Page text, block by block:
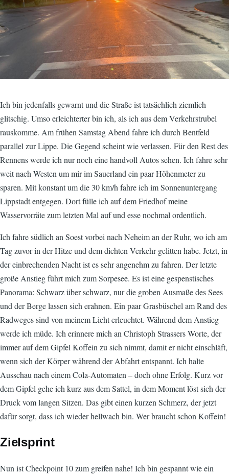
Ich bin jedenfalls gewarnt und die Straße ist tatsächlich ziemlich
glitschig. Umso erleichterter bin ich, als ich aus dem Verkehrstrubel
rauskomme. Am frühen Samstag Abend fahre ich durch Bentfeld
parallel zur Lippe. Die Gegend scheint wie verlassen. Für den Rest des
Rennens werde ich nur noch eine handvoll Autos sehen. Ich fahre sehr
weit nach Westen um mir im Sauerland ein paar Höhenmeter zu
sparen. Mit konstant um die 30 km/h fahre ich im Sonnenuntergang
Lippstadt entgegen. Dort fülle ich auf dem Friedhof meine
Wasservorräte zum letzten Mal auf und esse nochmal ordentlich.
Ich fahre südlich an Soest vorbei nach Neheim an der Ruhr, wo ich am
Tag zuvor in der Hitze und dem dichten Verkehr gelitten habe. Jetzt, in
der einbrechenden Nacht ist es sehr angenehm zu fahren. Der letzte
große Anstieg führt mich zum Sorpesee. Es ist eine gespenstisches
Panorama: Schwarz über schwarz, nur die groben Ausmaße des Sees
und der Berge lassen sich erahnen. Ein paar Grasbüschel am Rand des
Radweges sind von meinem Licht erleuchtet. Während dem Anstieg
werde ich müde. Ich erinnere mich an Christoph Strassers Worte, der
immer auf dem Gipfel Koffein zu sich nimmt, damit er nicht einschläft,
wenn sich der Körper während der Abfahrt entspannt. Ich halte
Ausschau nach einem Cola-Automaten – doch ohne Erfolg. Kurz vor
dem Gipfel gehe ich kurz aus dem Sattel, in dem Moment löst sich der
Druck vom langen Sitzen. Das gibt einen kurzen Schmerz, der jetzt
dafür sorgt, dass ich wieder hellwach bin. Wer braucht schon Koffein!
Zielsprint
Nun ist Checkpoint 10 zum greifen nahe! Ich bin gespannt wie ein